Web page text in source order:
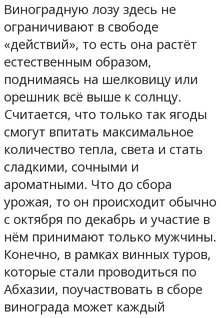
Виноградную лозу здесь не
ограничивают в свободе
«действий», то есть она растёт
естественным образом,
поднимаясь на шелковицу или
орешник всё выше к солнцу.
Считается, что только так ягоды
смогут впитать максимальное
количество тепла, света и стать
сладкими, сочными и
ароматными. Что до сбора
урожая, то он происходит обычно
с октября по декабрь и участие в
нём принимают только мужчины.
Конечно, в рамках винных туров,
которые стали проводиться по
Абхазии, поучаствовать в сборе
винограда может каждый